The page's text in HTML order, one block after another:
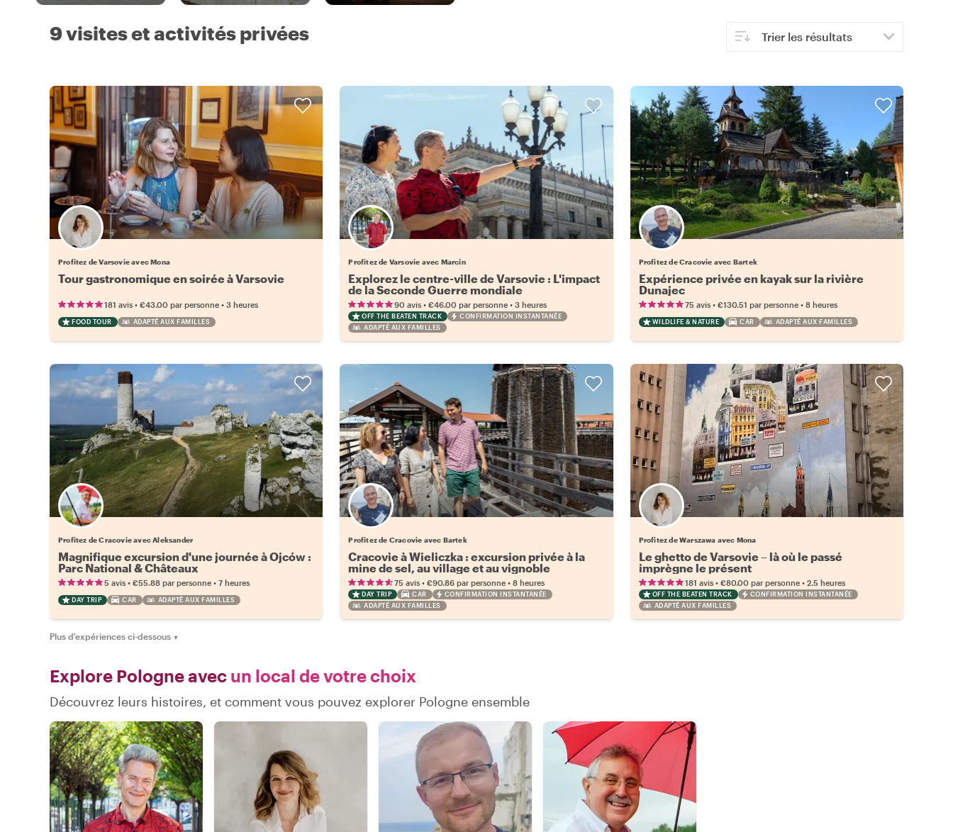
9 visites et activités privées Trier les résultats
Profitez de Varsovie avec Mona
Tour gastronomique en soirée à Varsovie
181 avis • €43.00 par personne • 3 heures
FOOD TOUR ADAPTÉ AUX FAMILLES
Profitez de Varsovie avec Marcin
Explorez le centre-ville de Varsovie : L'impact
de la Seconde Guerre mondiale
90 avis •€46.00 par personne •3 heures
OFF THE BEATEN TRACK
CONFIRMATION INSTANTANÉE
ADAPTÉ AUX FAMILLES
Profitez de Cracovie avec Bartek
Expérience privée en kayak sur la rivière
Dunajec
75 avis• €130.51 par personne• 8 heures
WILDLIFE & NATURE CAR ADAPTÉ AUX FAMILLES
Profitez de Cracovie avec Aleksander
Magnifique excursion d'une journée à Ojców :
Parc National & Châteaux
5 avis • €55.88 par personne • 7 heures
DAY TRIP CAR ADAPTÉ AUX FAMILLES
Profitez de Cracovie avec Bartek
Cracovie à Wieliczka : excursion privée à la
mine de sel, au village et au vignoble
75 avis •€90.86 par personne •8 heures
DAY TRIP CAR
CONFIRMATION INSTANTANÉE
ADAPTÉ AUX FAMILLES
Profitez de Warszawa avec Mona
Le ghetto de Varsovie – là où le passé
imprègne le présent
181 avis• €80.00 par personne• 2.5 heures
OFF THE BEATEN TRACK
CONFIRMATION INSTANTANÉE
ADAPTÉ AUX FAMILLES
Plus d'expériences ci-dessous ▼
Explore Pologne avec un local de votre choix
Découvrez leurs histoires, et comment vous pouvez explorer Pologne ensemble